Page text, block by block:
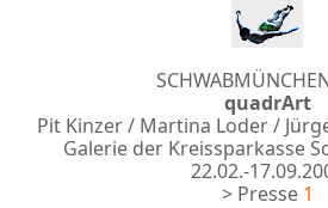
quadrArt
Pit Kinzer / Martina Loder /
Galerie der Kreissparkasse
22.02.-
> Presse 1